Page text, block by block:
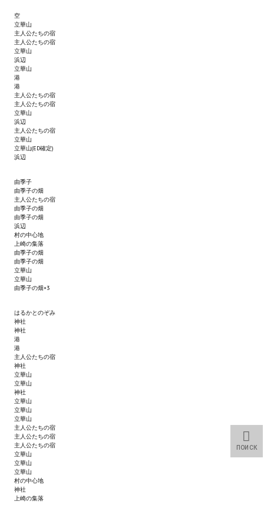
Наёмный оборотень
Небесный воин
Немного героев меча и магии
Расширенная версия Х3
REBalance
Работы Kuroneko
Doom 3 Remaster Fan Edition
X2 - The Threat Remaster Fan Edition
Quake III Arena Remaster Fan Edition
Star Trek Voyager Elite Force Remaster Fan Edition
Sacred Gold Remaster Fan Edition
Aliens versus Predator 1 Remaster Fan Edition
Age of Pirates: Caribbean Tales Remaster Fan Edition
Корсары 3 Сундук мертвеца Remaster Fan Edition
Sea Dogs - City of Abandoned Ships Remaster Fan Edition
Sea Dogs Remaster Fan Edition
НОВОСТИ ПОРТАЛА
Новости
Новости Архив
空
立華山
主人公たちの宿
主人公たちの宿
立華山
浜辺
立華山
港
港
主人公たちの宿
主人公たちの宿
立華山
浜辺
主人公たちの宿
立華山
立華山(ED確定)
浜辺
由季子
由季子の畑
主人公たちの宿
由季子の畑
由季子の畑
浜辺
村の中心地
上崎の集落
由季子の畑
由季子の畑
立華山
立華山
由季子の畑×3
はるかとのぞみ
神社
神社
港
港
主人公たちの宿
神社
立華山
立華山
神社
立華山
立華山
立華山
主人公たちの宿
主人公たちの宿
主人公たちの宿
立華山
立華山
立華山
村の中心地
神社
上崎の集落
ПОИСК